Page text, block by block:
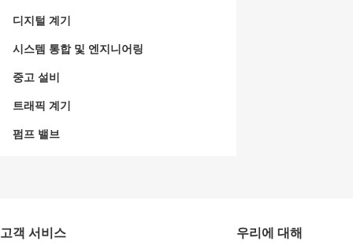
디지털 계기
시스템 통합 및 엔지니어링
중고 설비
트래픽 계기
펌프 밸브
고객 서비스
우리에 대해